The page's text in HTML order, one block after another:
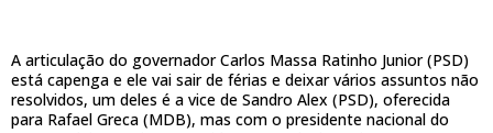
A articulação do governador Carlos Massa Ratinho Junior (PSD)
está capenga e ele vai sair de férias e deixar vários assuntos não
resolvidos, um deles é a vice de Sandro Alex (PSD), oferecida
para Rafael Greca (MDB), mas com o presidente nacional do